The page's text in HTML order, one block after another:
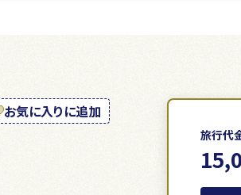
お気に入りに追加
旅行代